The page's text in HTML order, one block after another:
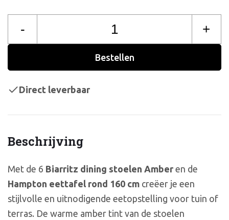
Beschrijving
Met de 6 Biarritz dining stoelen Amber en de
Hampton eettafel rond 160 cm creëer je een
stijlvolle en uitnodigende eetopstelling voor tuin of
terras. De warme amber tint van de stoelen
- +
Bestellen
Direct leverbaar